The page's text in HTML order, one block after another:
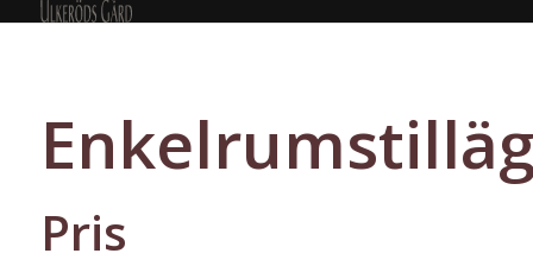
Pris